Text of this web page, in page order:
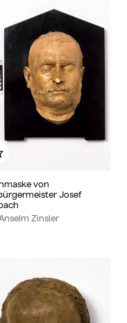
von
Josef
Zinsler
meinem Album